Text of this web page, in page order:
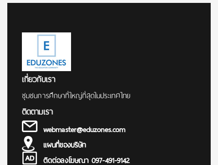
เกี่ยวกับเรา
ชุมชนการศึกษาที่ใหญ่ที่สุดในประเทศไทย
ติดตามเรา
webmaster@eduzones.com
แผนที่ของบริษัท
ติดต่อลงโฆษณา 097-491-9142